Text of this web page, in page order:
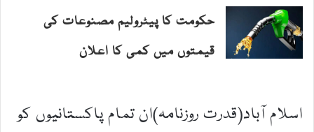
حکومت کا پیٹرولیم مصنوعات کی
قیمتوں میں کمی کا اعلان
اسلام آباد(قدرت روزنامہ)ان تمام پاکستانیوں کو